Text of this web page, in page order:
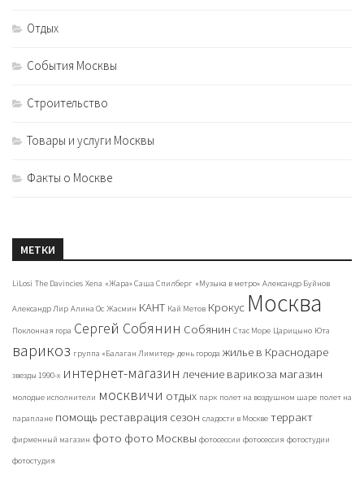
Отдых
События Москвы
Строительство
Товары и услуги Москвы
Факты о Москве
МЕТКИ
LiLosi The Davincies Xena «Жара» Саша Спилберг «Музыка в метро» Александр Буйнов
Александр Лир Алина Ос Жасмин КАНТ Кай Метов Крокус Москва
Поклонная гора Сергей Собянин Собянин Стас Море Царицыно Юта
варикоз группа «Балаган Лимитед» день города жилье в Краснодаре
звезды 1990-х интернет-магазин лечение варикоза магазин
молодые исполнители москвичи отдых парк полет на воздушном шаре полет на
параплане помощь реставрация сезон сладости в Москве терракт
фирменный магазин фото фото Москвы фотосессии фотосессия фотостудии
фотостудия